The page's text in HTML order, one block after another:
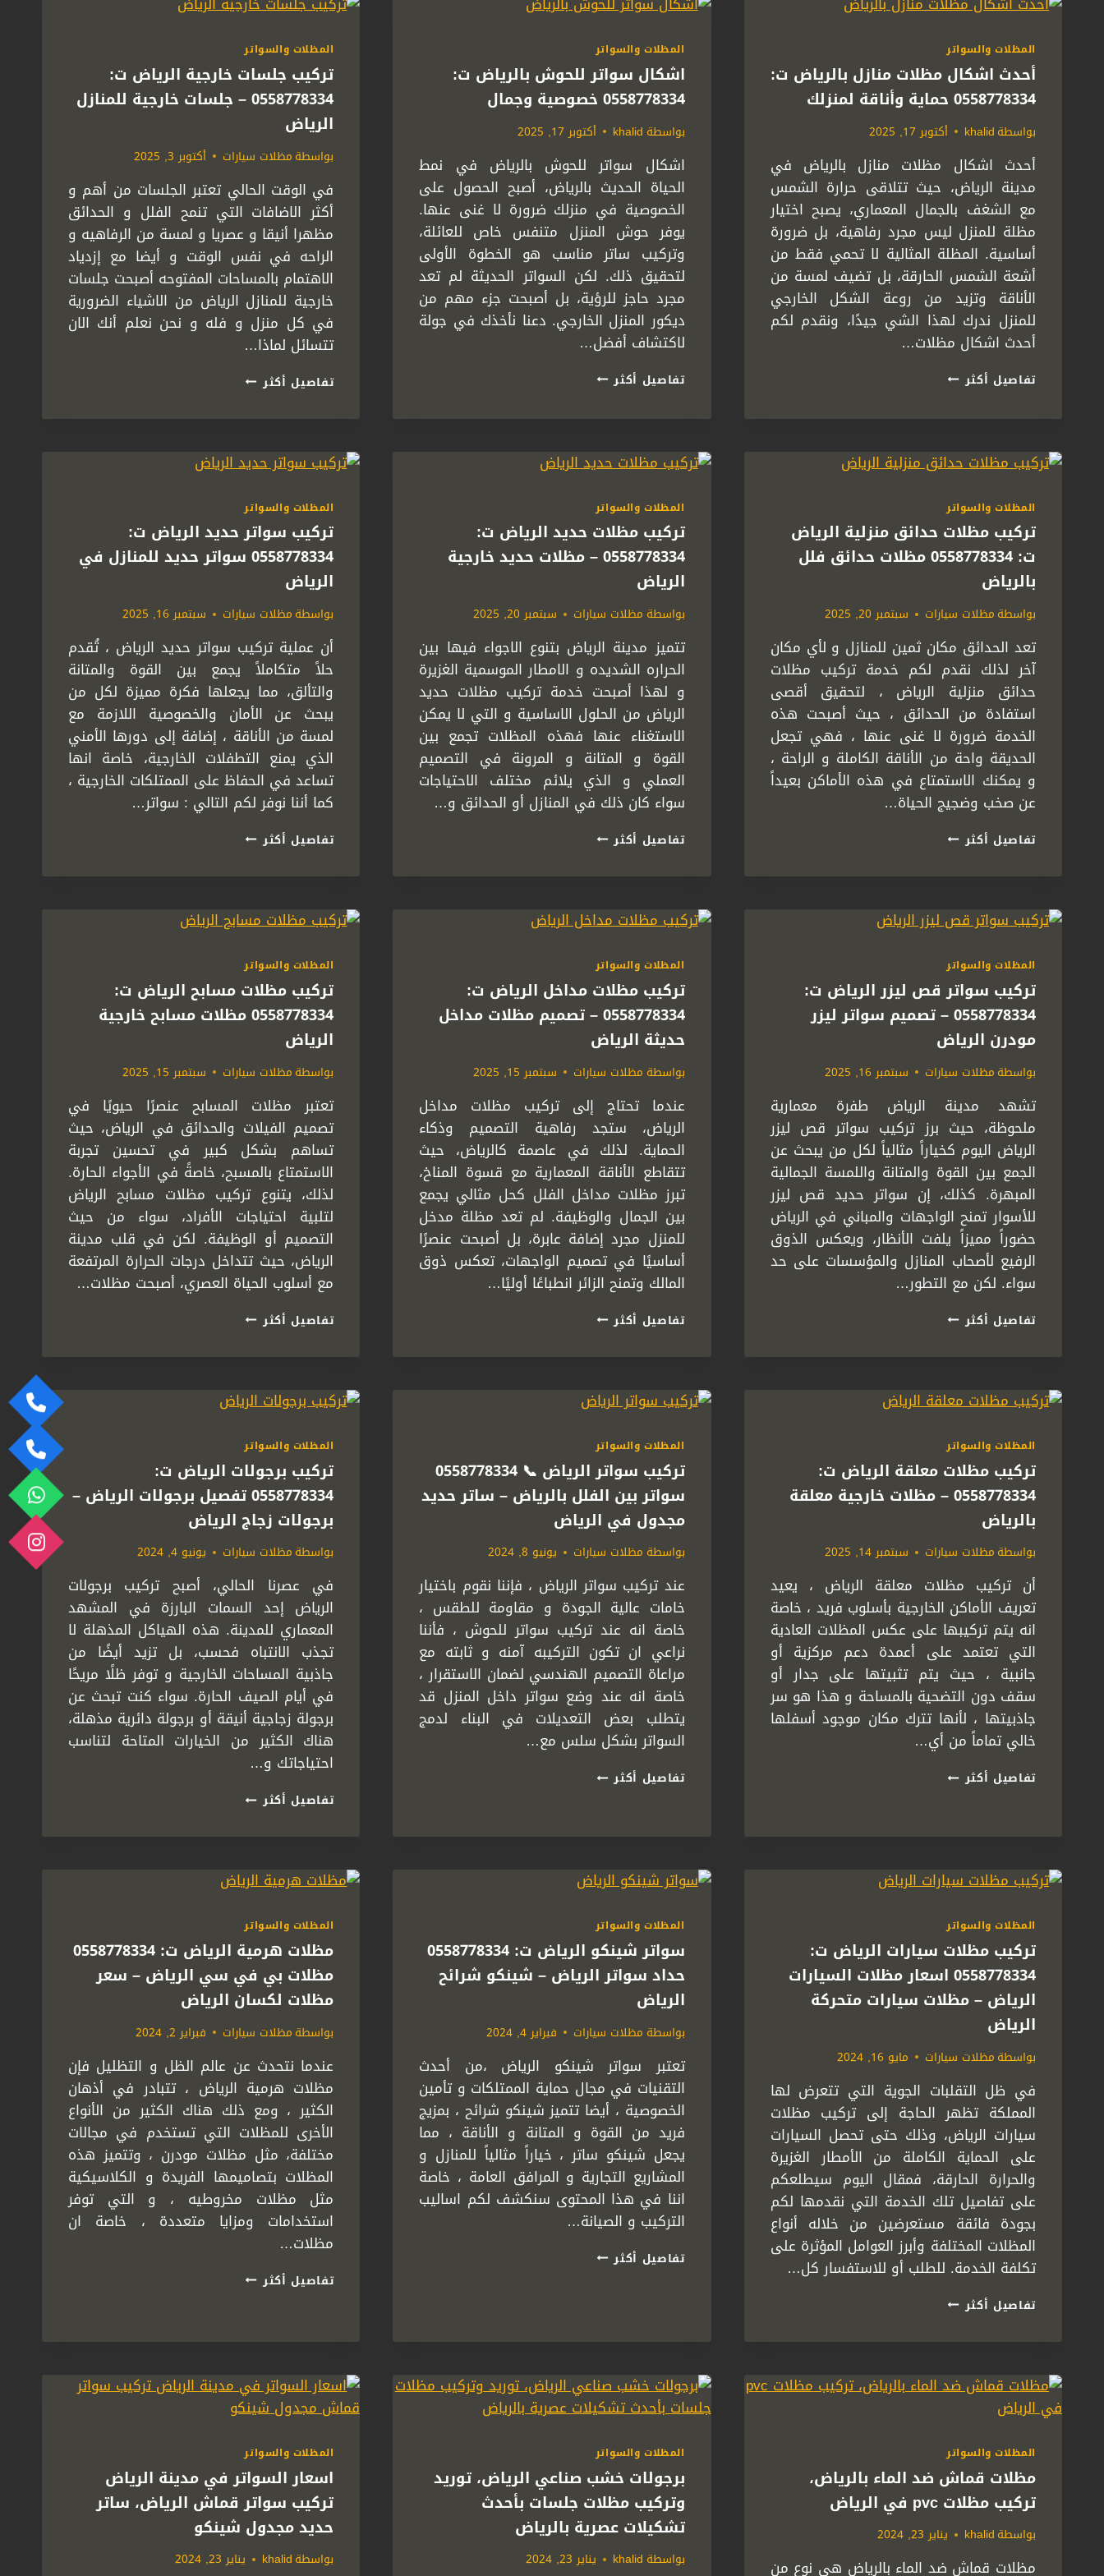
المظلات والسواتر
أحدث اشكال مظلات منازل بالرياض ت:
0558778334 حماية وأناقة لمنزلك
بواسطة khalid أكتوبر 17, 2025
أحدث اشكال مظلات منازل بالرياض في
مدينة الرياض، حيث تتلاقى حرارة الشمس
مع الشغف بالجمال المعماري، يصبح اختيار
مظلة للمنزل ليس مجرد رفاهية، بل ضرورة
أساسية. المظلة المثالية لا تحمي فقط من
أشعة الشمس الحارقة، بل تضيف لمسة من
الأناقة وتزيد من روعة الشكل الخارجي
للمنزل ندرك لهذا الشي جيدًا، ونقدم لكم
أحدث اشكال مظلات…
تفاصيل أكثر أحدث
اشكال
ت:
وأناقة
لمنزلك
المظلات والسواتر
اشكال سواتر للحوش بالرياض ت:
0558778334 خصوصية وجمال
بواسطة khalid أكتوبر 17, 2025
اشكال سواتر للحوش بالرياض في نمط
الحياة الحديث بالرياض، أصبح الحصول على
الخصوصية في منزلك ضرورة لا غنى عنها.
يوفر حوش المنزل متنفس خاص للعائلة،
وتركيب ساتر مناسب هو الخطوة الأولى
لتحقيق ذلك. لكن السواتر الحديثة لم تعد
مجرد حاجز للرؤية، بل أصبحت جزء مهم من
ديكور المنزل الخارجي. دعنا نأخذك في جولة
لاكتشاف أفضل…
تفاصيل أكثر اشكال
سواتر
0558778334
المظلات والسواتر
تركيب جلسات خارجية الرياض ت:
0558778334 – جلسات خارجية للمنازل
الرياض
بواسطة مظلات سيارات أكتوبر 3, 2025
في الوقت الحالي تعتبر الجلسات من أهم و
أكثر الاضافات التي تنمح الفلل و الحدائق
مظهرا أنيقا و عصريا و لمسة من الرفاهيه و
الراحه في نفس الوقت و أيضا مع إزدياد
الاهتمام بالمساحات المفتوحه أصبحت جلسات
خارجية للمنازل الرياض من الاشياء الضرورية
في كل منزل و فله و نحن نعلم أنك الان
تتسائل لماذا…
تفاصيل أكثر تركيب
جلسات
0558778334
جلسات
خارجية
للمنازل
الرياض
المظلات والسواتر
تركيب مظلات حدائق منزلية الرياض
ت: 0558778334 مظلات حدائق فلل
بالرياض
بواسطة مظلات سيارات سبتمبر 20, 2025
تعد الحدائق مكان ثمين للمنازل و لأي مكان
آخر لذلك نقدم لكم خدمة تركيب مظلات
حدائق منزلية الرياض ، لتحقيق أقصى
استفادة من الحدائق ، حيث أصبحت هذه
الخدمة ضرورة لا غنى عنها ، فهي تجعل
الحديقة واحة من الأناقة الكاملة و الراحة ،
و يمكنك الاستمتاع في هذه الأماكن بعيداً
عن صخب وضجيج الحياة…
تفاصيل أكثر تركيب
مظلات
ت:
مظلات
حدائق
فلل
بالرياض
المظلات والسواتر
تركيب مظلات حديد الرياض ت:
0558778334 – مظلات حديد خارجية
الرياض
بواسطة مظلات سيارات سبتمبر 20, 2025
تتميز مدينة الرياض بتنوع الاجواء فيها بين
الحراره الشديده و الامطار الموسمية الغزيرة
و لهذا أصبحت خدمة تركيب مظلات حديد
الرياض من الحلول الاساسية و التي لا يمكن
الاستغناء عنها فهذه المظلات تجمع بين
القوة و المتانة و المرونة في التصميم
العملي و الذي يلائم مختلف الاحتياجات
سواء كان ذلك في المنازل أو الحدائق و…
تفاصيل أكثر تركيب
مظلات
0558778334
مظلات
حديد
خارجية
الرياض
المظلات والسواتر
تركيب سواتر حديد الرياض ت:
0558778334 سواتر حديد للمنازل في
الرياض
بواسطة مظلات سيارات سبتمبر 16, 2025
أن عملية تركيب سواتر حديد الرياض ، تُقدم
حلاً متكاملاً يجمع بين القوة والمتانة
والتألق، مما يجعلها فكرة مميزة لكل من
يبحث عن الأمان والخصوصية اللازمة مع
لمسة من الأناقة ، إضافة إلى دورها الأمني
الذي يمنع التطفلات الخارجية، خاصة انها
تساعد في الحفاظ على الممتلكات الخارجية ،
كما أننا نوفر لكم التالي : سواتر…
تفاصيل أكثر تركيب
سواتر
0558778334
حديد
للمنازل
في
الرياض
المظلات والسواتر
تركيب سواتر قص ليزر الرياض ت:
0558778334 – تصميم سواتر ليزر
مودرن الرياض
بواسطة مظلات سيارات سبتمبر 16, 2025
تشهد مدينة الرياض طفرة معمارية
ملحوظة، حيث برز تركيب سواتر قص ليزر
الرياض اليوم كخياراً مثالياً لكل من يبحث عن
الجمع بين القوة والمتانة واللمسة الجمالية
المبهرة. كذلك، إن سواتر حديد قص ليزر
للأسوار تمنح الواجهات والمباني في الرياض
حضوراً مميزاً يلفت الأنظار، ويعكس الذوق
الرفيع لأصحاب المنازل والمؤسسات على حد
سواء. لكن مع التطور…
تفاصيل أكثر تركيب
سواتر
ت:
–
تصميم
سواتر
ليزر
مودرن
المظلات والسواتر
تركيب مظلات مداخل الرياض ت:
0558778334 – تصميم مظلات مداخل
حديثة الرياض
بواسطة مظلات سيارات سبتمبر 15, 2025
عندما تحتاج إلى تركيب مظلات مداخل
الرياض، ستجد رفاهية التصميم وذكاء
الحماية. لذلك في عاصمة كالرياض، حيث
تتقاطع الأناقة المعمارية مع قسوة المناخ،
تبرز مظلات مداخل الفلل كحل مثالي يجمع
بين الجمال والوظيفة. لم تعد مظلة مدخل
للمنزل مجرد إضافة عابرة، بل أصبحت عنصرًا
أساسيًا في تصميم الواجهات، تعكس ذوق
المالك وتمنح الزائر انطباعًا أوليًا…
تفاصيل أكثر تركيب
مظلات
0558778334
تصميم
مظلات
مداخل
حديثة
الرياض
المظلات والسواتر
تركيب مظلات مسابح الرياض ت:
0558778334 مظلات مسابح خارجية
الرياض
بواسطة مظلات سيارات سبتمبر 15, 2025
تعتبر مظلات المسابح عنصرًا حيويًا في
تصميم الفيلات والحدائق في الرياض، حيث
تساهم بشكل كبير في تحسين تجربة
الاستمتاع بالمسبح، خاصةً في الأجواء الحارة.
لذلك، يتنوع تركيب مظلات مسابح الرياض
لتلبية احتياجات الأفراد، سواء من حيث
التصميم أو الوظيفة. لكن في قلب مدينة
الرياض، حيث تتداخل درجات الحرارة المرتفعة
مع أسلوب الحياة العصري، أصبحت مظلات…
تفاصيل أكثر تركيب
مظلات
0558778334
مسابح
خارجية
الرياض
المظلات والسواتر
تركيب مظلات معلقة الرياض ت:
0558778334 – مظلات خارجية معلقة
بالرياض
بواسطة مظلات سيارات سبتمبر 14, 2025
أن تركيب مظلات معلقة الرياض ، يعيد
تعريف الأماكن الخارجية بأسلوب فريد ، خاصة
انه يتم تركيبها على عكس المظلات العادية
التي تعتمد على أعمدة دعم مركزية أو
جانبية ، حيث يتم تثبيتها على جدار أو
سقف دون التضحية بالمساحة و هذا هو سر
جاذبيتها ، لأنها تترك مكان موجود أسفلها
خالي تماماً من أي…
تفاصيل أكثر تركيب
مظلات
ت:
–
مظلات
معلقة
بالرياض
المظلات والسواتر
تركيب سواتر الرياض 📞 0558778334
سواتر بين الفلل بالرياض – ساتر حديد
مجدول في الرياض
بواسطة مظلات سيارات يونيو 8, 2024
عند تركيب سواتر الرياض ، فإننا نقوم باختيار
خامات عالية الجودة و مقاومة للطقس ،
خاصة انه عند تركيب سواتر للحوش ، فأننا
نراعي ان تكون التركيبه آمنه و ثابته مع
مراعاة التصميم الهندسي لضمان الاستقرار ،
خاصة انه عند وضع سواتر داخل المنزل قد
يتطلب بعض التعديلات في البناء لدمج
السواتر بشكل سلس مع…
تفاصيل أكثر تركيب
سواتر
0558778334
بين
الفلل
–
ساتر
حديد
مجدول
المظلات والسواتر
تركيب برجولات الرياض ت:
0558778334 تفصيل برجولات الرياض –
برجولات زجاج الرياض
بواسطة مظلات سيارات يونيو 4, 2024
في عصرنا الحالي، أصبح تركيب برجولات
الرياض إحد السمات البارزة في المشهد
المعماري للمدينة. هذه الهياكل المذهلة لا
تجذب الانتباه فحسب، بل تزيد أيضًا من
جاذبية المساحات الخارجية و توفر ظلًا مريحًا
في أيام الصيف الحارة. سواء كنت تبحث عن
برجولة زجاجية أنيقة أو برجولة دائرية مذهلة،
هناك الكثير من الخيارات المتاحة لتناسب
احتياجاتك و…
تفاصيل أكثر تركيب
برجولات
تفصيل
الرياض
–
برجولات
زجاج
الرياض
المظلات والسواتر
تركيب مظلات سيارات الرياض ت:
0558778334 اسعار مظلات السيارات
الرياض – مظلات سيارات متحركة
الرياض
بواسطة مظلات سيارات مايو 16, 2024
في ظل التقلبات الجوية التي تتعرض لها
المملكة تظهر الحاجة إلى تركيب مظلات
سيارات الرياض، وذلك حتى تحصل السيارات
على الحماية الكاملة من الأمطار الغزيرة
والحرارة الحارقة، فمقال اليوم سيطلعكم
على تفاصيل تلك الخدمة التي نقدمها لكم
بجودة فائقة مستعرضين من خلاله أنواع
المظلات المختلفة وأبرز العوامل المؤثرة على
تكلفة الخدمة. للطلب أو للاستفسار كل…
تفاصيل أكثر تركيب
مظلات
0558778334
الرياض
–
مظلات
سيارات
متحركة
الرياض
المظلات والسواتر
سواتر شينكو الرياض ت: 0558778334
حداد سواتر الرياض – شينكو شرائح
الرياض
بواسطة مظلات سيارات فبراير 4, 2024
تعتبر سواتر شينكو الرياض ،من أحدث
التقنيات في مجال حماية الممتلكات و تأمين
الخصوصية ، أيضا تتميز شينكو شرائح ، بمزيج
فريد من القوة و المتانة و الأناقة ، مما
يجعل شينكو ساتر ، خياراً مثالياً للمنازل و
المشاريع التجارية و المرافق العامة ، خاصة
اننا في هذا المحتوى سنكشف لكم اساليب
التركيب و الصيانة…
تفاصيل أكثر سواتر
شينكو
حداد
الرياض
–
شينكو
الرياض
المظلات والسواتر
مظلات هرمية الرياض ت: 0558778334
مظلات بي في سي الرياض – سعر
مظلات لكسان الرياض
بواسطة مظلات سيارات فبراير 2, 2024
عندما نتحدث عن عالم الظل و التظليل فإن
مظلات هرمية الرياض ، تتبادر في أذهان
الكثير ، ومع ذلك هناك الكثير من الأنواع
الأخرى للمظلات التي تستخدم في مجالات
مختلفة، مثل مظلات مودرن ، وتتميز هذه
المظلات بتصاميمها الفريدة و الكلاسيكية
مثل مظلات مخروطيه ، و التي توفر
استخدامات ومزايا متعددة ، خاصة ان
مظلات…
تفاصيل أكثر مظلات
هرمية
0558778334
بي
في
سي
–
سعر
مظلات
لكسان
الرياض
المظلات والسواتر
مظلات قماش ضد الماء بالرياض،
تركيب مظلات pvc في الرياض
بواسطة khalid يناير 23, 2024
مظلات قماش ضد الماء بالرياض هي نوع من
المظلات والسواتر
برجولات خشب صناعي الرياض، توريد
وتركيب مظلات جلسات بأحدث
تشكيلات عصرية بالرياض
بواسطة khalid يناير 23, 2024
المظلات والسواتر
اسعار السواتر في مدينة الرياض
تركيب سواتر قماش الرياض، ساتر
حديد مجدول شينكو
بواسطة khalid يناير 23, 2024